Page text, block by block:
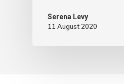
Serena Levy
11 August 2020